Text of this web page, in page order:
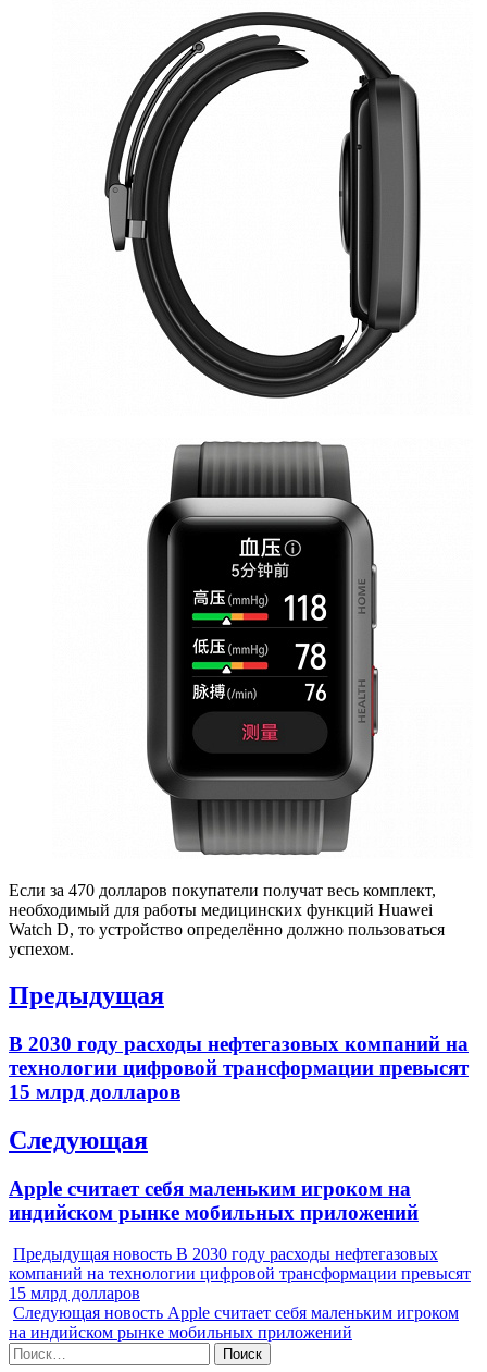
Если за 470 долларов покупатели получат весь комплект,
необходимый для работы медицинских функций Huawei
Watch D, то устройство определённо должно пользоваться
успехом.
Навигация
записям
Предыдущая
Previous
В 2030 году расходы нефтегазовых компаний на
технологии цифровой трансформации превысят
15 млрд долларов
Следующая
Next
post:
Apple считает себя маленьким игроком на
индийском рынке мобильных приложений
Предыдущая новость В 2030 году расходы нефтегазовых
компаний на технологии цифровой трансформации превысят
15 млрд долларов
Следующая новость Apple считает себя маленьким игроком
на индийском рынке мобильных приложений
Найти: